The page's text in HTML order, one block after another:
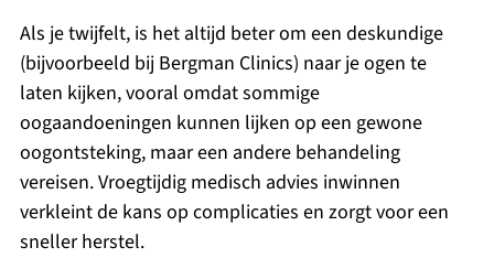
Als je twijfelt, is het altijd beter om een deskundige
(bijvoorbeeld bij Bergman Clinics) naar je ogen te
laten kijken, vooral omdat sommige
oogaandoeningen kunnen lijken op een gewone
oogontsteking, maar een andere behandeling
vereisen. Vroegtijdig medisch advies inwinnen
verkleint de kans op complicaties en zorgt voor een
sneller herstel.